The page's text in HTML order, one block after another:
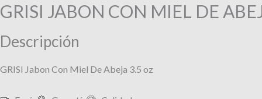
GRISI JABON CON MIEL DE
Descripción
GRISI Jabon Con Miel De Abeja 3.5 oz